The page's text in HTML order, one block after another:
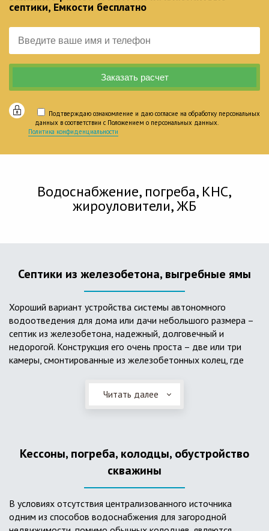
септики, Емкости бесплатно
Подтверждаю ознакомление и даю согласие на обработку персональных
данных в соответствии с Положением о персональных данных.
Политика конфиденциальности
Водоснабжение, погреба, КНС,
жироуловители, ЖБ
Септики из железобетона, выгребные ямы
Хороший вариант устройства системы автономного
водоотведения для дома или дачи небольшого размера –
септик из железобетона, надежный, долговечный и
недорогой. Конструкция его очень проста – две или три
камеры, смонтированные из железобетонных колец, где
слой дренажа, устроенный из щебня и песка. Для септика
требуется только очищение через определенное время
большую прочность по сравнению с пластиковыми
Читать далее
Кессоны, погреба, колодцы, обустройство
скважины
В условиях отсутствия централизованного источника
одним из способов водоснабжения для загородной